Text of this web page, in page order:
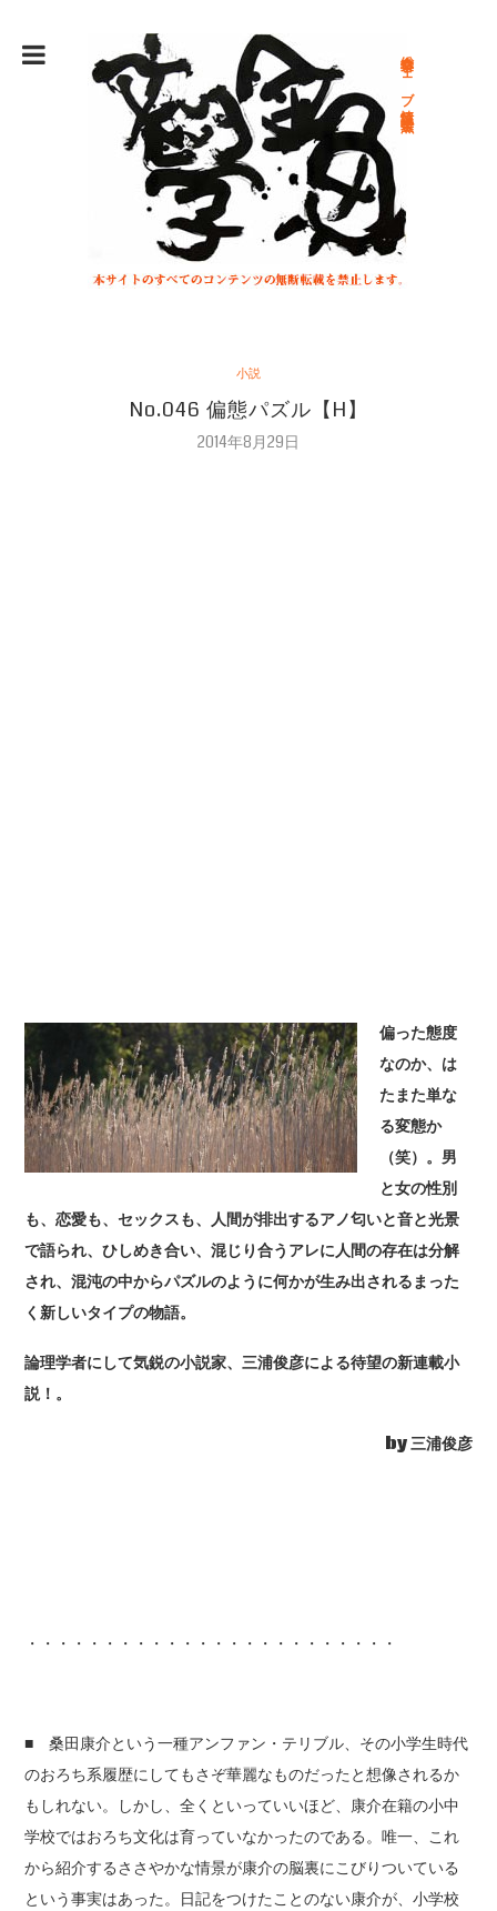
総合文学ウェブ情報誌 文学金魚
小説
No.046 偏態パズル【H】
2014年8月29日
偏った態度
なのか、は
たまた単な
る変態か
（笑）。男
と女の性別
も、恋愛も、セックスも、人間が排出するアノ匂いと音と光景
で語られ、ひしめき合い、混じり合うアレに人間の存在は分解
され、混沌の中からパズルのように何かが生み出されるまった
く新しいタイプの物語。
論理学者にして気鋭の小説家、三浦俊彦による待望の新連載小
説！。
by 三浦俊彦
・・・・・・・・・・・・・・・・・・・・・・・・
■ 桑田康介という一種アンファン・テリブル、その小学生時代
のおろち系履歴にしてもさぞ華麗なものだったと想像されるか
もしれない。しかし、全くといっていいほど、康介在籍の小中
学校ではおろち文化は育っていなかったのである。唯一、これ
から紹介するささやかな情景が康介の脳裏にこびりついている
という事実はあった。日記をつけたことのない康介が、小学校